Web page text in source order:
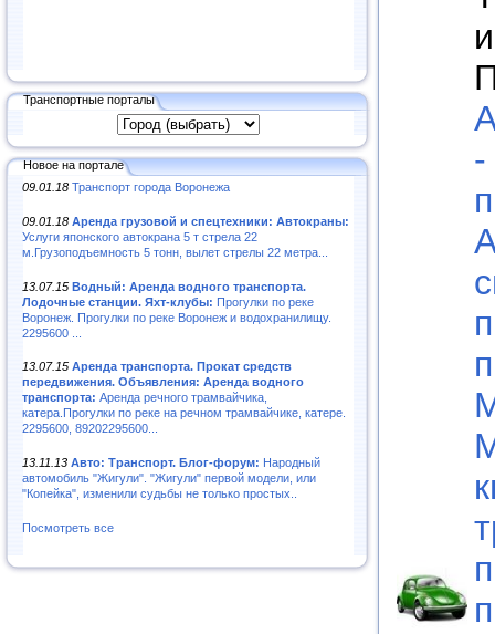
Транспортные порталы
Новое на портале
09.01.18 Транспорт города Воронежа
09.01.18 Аренда грузовой и спецтехники: Автокраны:
Услуги японского автокрана 5 т стрела 22
м.Грузоподъемность 5 тонн, вылет стрелы 22 метра...
13.07.15 Водный: Аренда водного транспорта.
Лодочные станции. Яхт-клубы: Прогулки по реке
Воронеж. Прогулки по реке Воронеж и водохранилищу.
2295600 ...
13.07.15 Аренда транспорта. Прокат средств
передвижения. Объявления: Аренда водного
транспорта: Аренда речного трамвайчика,
катера.Прогулки по реке на речном трамвайчике, катере.
2295600, 89202295600...
13.11.13 Авто: Транспорт. Блог-форум: Народный
автомобиль "Жигули". "Жигули" первой модели, или
"Копейка", изменили судьбы не только простых..
Посмотреть все
-